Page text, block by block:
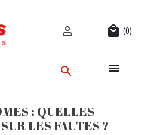
 local_mall (0)
 
: QUELLES
LES FAUTES ?